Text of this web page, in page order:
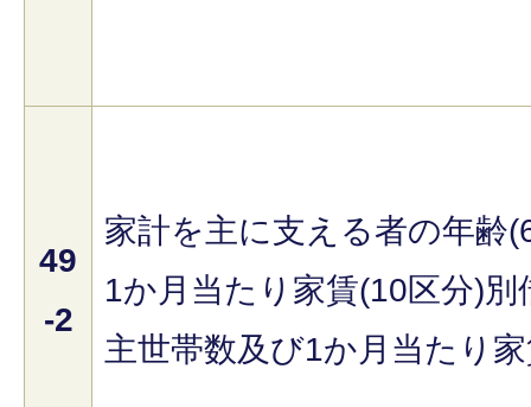
49
-2
家計を主に支える者の年齢
1か月当たり家賃(10区分)
主世帯数及び1か月当たり